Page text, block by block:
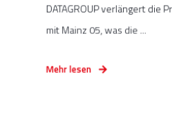
DATAGROUP verlängert die
mit Mainz 05, was die ...
Mehr lesen